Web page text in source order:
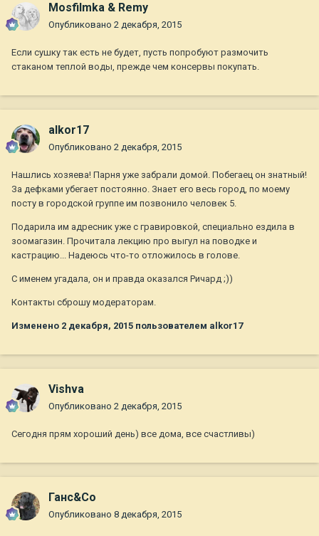
Mosfilmka & Remy
Опубликовано 2 декабря, 2015
Если сушку так есть не будет, пусть попробуют размочить
стаканом теплой воды, прежде чем консервы покупать.
alkor17
Опубликовано 2 декабря, 2015
Нашлись хозяева! Парня уже забрали домой. Побегаец он знатный!
За дефками убегает постоянно. Знает его весь город, по моему
посту в городской группе им позвонило человек 5.
Подарила им адресник уже с гравировкой, специально ездила в
зоомагазин. Прочитала лекцию про выгул на поводке и
кастрацию... Надеюсь что-то отложилось в голове.
С именем угадала, он и правда оказался Ричард ;))
Контакты сброшу модераторам.
Изменено 2 декабря, 2015 пользователем alkor17
Vishva
Опубликовано 2 декабря, 2015
Сегодня прям хороший день) все дома, все счастливы)
Ганс&Co
Опубликовано 8 декабря, 2015